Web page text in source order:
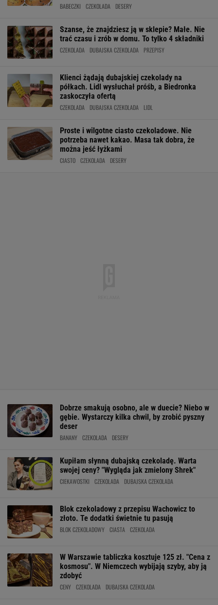
BABECZKI CZEKOLADA DESERY
Szanse, że znajdziesz ją w sklepie? Małe. Nie
trać czasu i zrób w domu. To tylko 4 składniki
CZEKOLADA DUBAJSKA CZEKOLADA PRZEPISY
Klienci żądają dubajskiej czekolady na
półkach. Lidl wysłuchał próśb, a Biedronka
zaskoczyła ofertą
CZEKOLADA DUBAJSKA CZEKOLADA LIDL
Proste i wilgotne ciasto czekoladowe. Nie
potrzeba nawet kakao. Masa tak dobra, że
można jeść łyżkami
CIASTO CZEKOLADA DESERY
Dobrze smakują osobno, ale w duecie? Niebo w
gębie. Wystarczy kilka chwil, by zrobić pyszny
deser
BANANY CZEKOLADA DESERY
Kupiłam słynną dubajską czekoladę. Warta
swojej ceny? "Wygląda jak zmielony Shrek"
CIEKAWOSTKI CZEKOLADA DUBAJSKA CZEKOLADA
Blok czekoladowy z przepisu Wachowicz to
złoto. Te dodatki świetnie tu pasują
BLOK CZEKOLADOWY CIASTA CZEKOLADA
W Warszawie tabliczka kosztuje 125 zł. "Cena z
kosmosu". W Niemczech wybijają szyby, aby ją
zdobyć
CENY CZEKOLADA DUBAJSKA CZEKOLADA